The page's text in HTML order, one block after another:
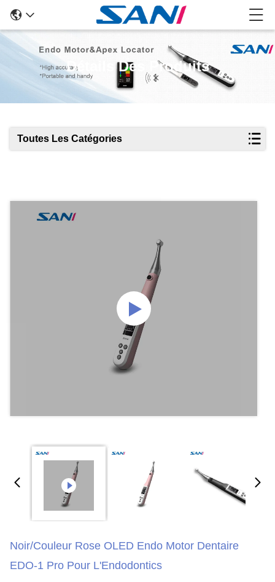
Détails Des Produits
Toutes Les Catégories
Noir/couleur Rose OLED Endo Motor Dentaire
EDO-1 Pro Pour L'Endodontics